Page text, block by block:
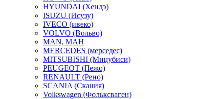
HYUNDAI (Хендэ)
ISUZU (Исузу)
IVECO (ивеко)
VOLVO (Вольво)
MAN, МАН
MERCEDES (мерседес)
MITSUBISHI (Мицубиси)
PEUGEOT (Пежо)
RENAULT (Рено)
SCANIA (Скания)
Volkswagen (Фольксваген)